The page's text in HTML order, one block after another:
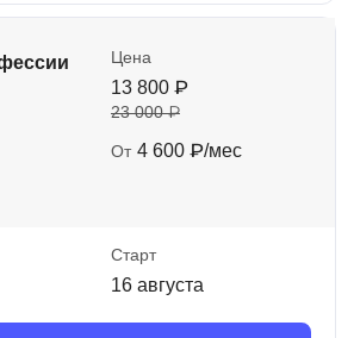
Цена
13 800 ₽
23 000 ₽
От 4 600 ₽/мес
Старт
16 августа